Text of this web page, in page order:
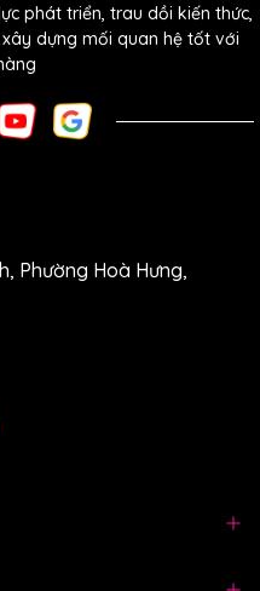
phát triển, trau dồi kiến thức,
dựng mối quan hệ tốt với
Phường Hoà Hưng,